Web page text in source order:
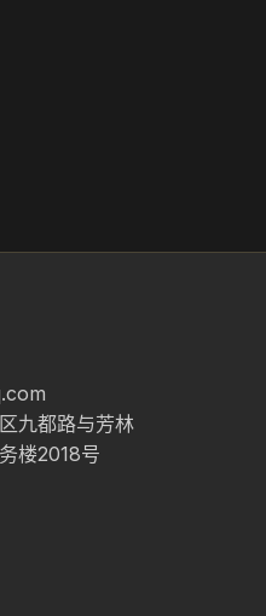
九都路与芳林
楼2018号